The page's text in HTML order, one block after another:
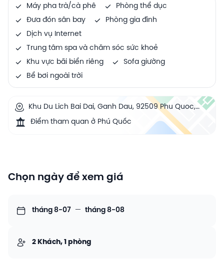
Máy pha trà/cà phê
Phòng thể dục
Đưa đón sân bay
Phòng gia đình
Dịch vụ Internet
Trung tâm spa và chăm sóc sức khoẻ
Khu vực bãi biển riêng
Sofa giường
Bể bơi ngoài trời
Khu Du Lich Bai Dai, Ganh Dau, 92509 Phu Quoc,
Vietnam
Điểm tham quan ở Phú Quốc
Chọn ngày để xem giá
tháng 8-07 — tháng 8-08
2 Khách, 1 phòng